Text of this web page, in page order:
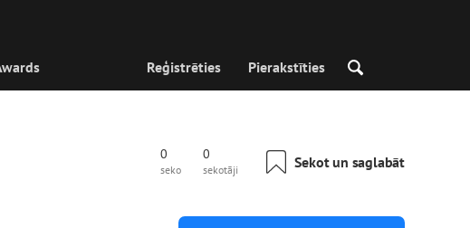
Reģistrēties Pierakstīties
0
seko
0
sekotāji Sekot un saglabāt